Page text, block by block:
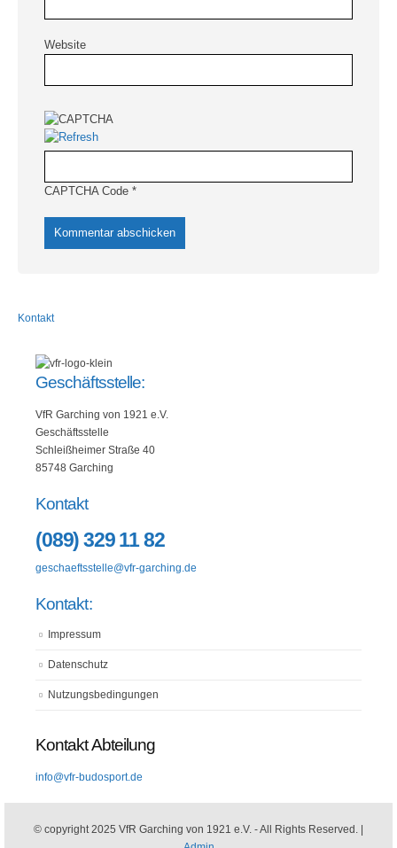
Website
CAPTCHA Code *
Kontakt
Geschäftsstelle:
VfR Garching von 1921 e.V.
Geschäftsstelle
Schleißheimer Straße 40
85748 Garching
Kontakt
(089) 329 11 82
geschaeftsstelle@vfr-garching.de
Kontakt:
Impressum
Datenschutz
Nutzungsbedingungen
Kontakt Abteilung
info@vfr-budosport.de
© copyright 2025 VfR Garching von 1921 e.V. - All Rights Reserved. |